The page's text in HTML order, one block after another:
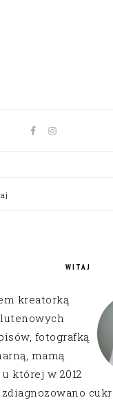
NAV
WITAJ
kreatorką
fotografką
mamą
u której w 2012